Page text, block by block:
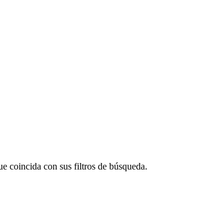
coincida con sus filtros de búsqueda.